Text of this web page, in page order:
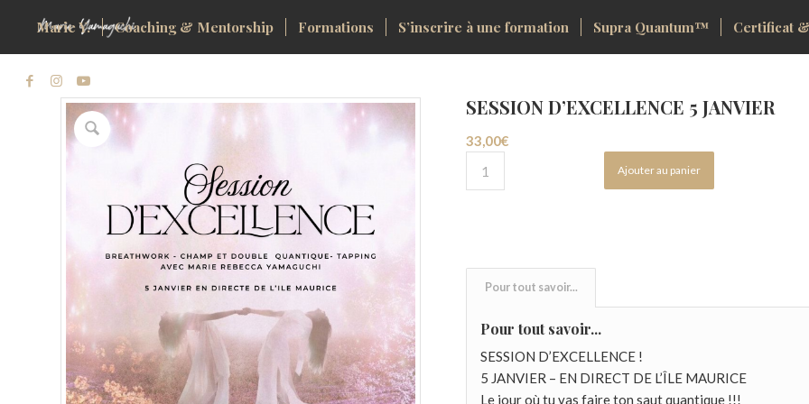
Marie Y. Coaching & Mentorship Formations S’inscrire à une formation Supra Quantum™ Certificat
SESSION D’EXCELLENCE 5 JANVIER
33,00€
Ajouter au panier
Pour tout savoir...
Pour tout savoir...
SESSION D’EXCELLENCE !
5 JANVIER – EN DIRECT DE L’ÎLE MAURICE
Le jour où tu vas faire ton saut quantique !!!